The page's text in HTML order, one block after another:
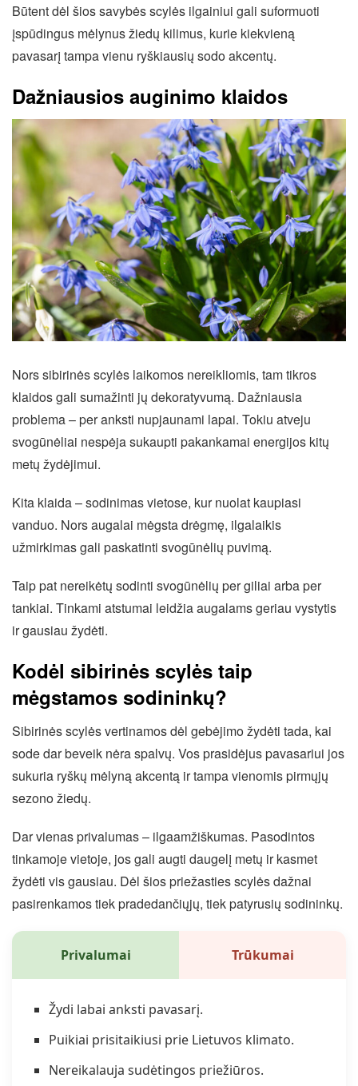
Būtent dėl šios savybės scylės ilgainiui gali suformuoti
įspūdingus mėlynus žiedų kilimus, kurie kiekvieną
pavasarį tampa vienu ryškiausių sodo akcentų.
Dažniausios auginimo klaidos
Nors sibirinės scylės laikomos nereikliomis, tam tikros
klaidos gali sumažinti jų dekoratyvumą. Dažniausia
problema – per anksti nupjaunami lapai. Tokiu atveju
svogūnėliai nespėja sukaupti pakankamai energijos kitų
metų žydėjimui.
Kita klaida – sodinimas vietose, kur nuolat kaupiasi
vanduo. Nors augalai mėgsta drėgmę, ilgalaikis
užmirkimas gali paskatinti svogūnėlių puvimą.
Taip pat nereikėtų sodinti svogūnėlių per giliai arba per
tankiai. Tinkami atstumai leidžia augalams geriau vystytis
ir gausiau žydėti.
Kodėl sibirinės scylės taip
mėgstamos sodininkų?
Sibirinės scylės vertinamos dėl gebėjimo žydėti tada, kai
sode dar beveik nėra spalvų. Vos prasidėjus pavasariui jos
sukuria ryškų mėlyną akcentą ir tampa vienomis pirmųjų
sezono žiedų.
Dar vienas privalumas – ilgaamžiškumas. Pasodintos
tinkamoje vietoje, jos gali augti daugelį metų ir kasmet
žydėti vis gausiau. Dėl šios priežasties scylės dažnai
pasirenkamos tiek pradedančiųjų, tiek patyrusių sodininkų.
Privalumai Trūkumai
Žydi labai anksti pavasarį.
Puikiai prisitaikiusi prie Lietuvos klimato.
Nereikalauja sudėtingos priežiūros.